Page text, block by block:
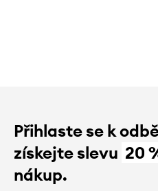
Přihlaste se k
získejte slevu 20
nákup.